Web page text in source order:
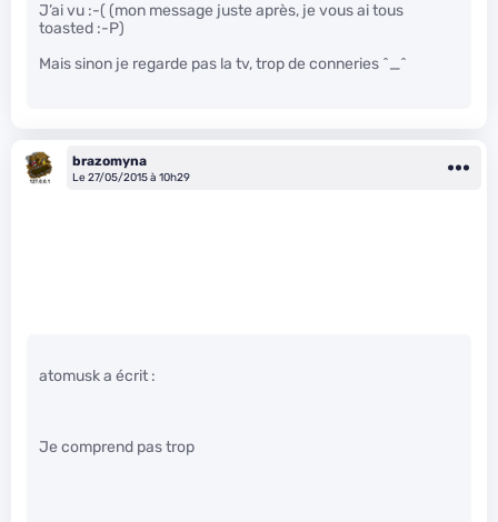
J’ai vu :-( (mon message juste après, je vous ai tous
toasted :-P)
Mais sinon je regarde pas la tv, trop de conneries ^_^
brazomyna
Le 27/05/2015 à 10h29
atomusk a écrit :
Je comprend pas trop